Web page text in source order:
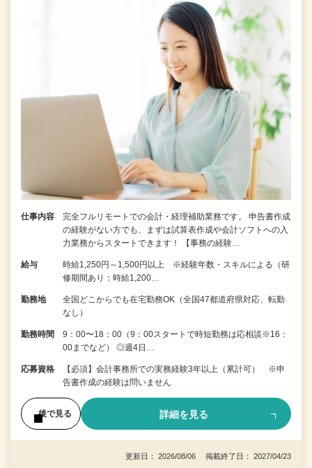
仕事内容
完全フルリモートでの会計・経理補助業務です。 申告書作成
の経験がない⽅でも、まずは試算表作成や会計ソフトへの⼊
⼒業務からスタートできます！ 【事務の経験…
給与
時給1,250円～1,500円以上 ※経験年数・スキルによる（研
修期間あり：時給1,200…
勤務地
全国どこからでも在宅勤務OK（全国47都道府県対応、転勤
なし）
勤務時間
9：00〜18：00（9：00スタートで時短勤務は応相談※16：
00までなど） ◎週4日…
応募資格
【必須】会計事務所での実務経験3年以上（累計可） ※申
告書作成の経験は問いません
後で見る 詳細を見る
更新日： 2026/08/06 掲載終了日： 2027/04/23